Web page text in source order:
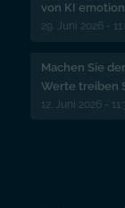
von KI
29. Juni 2026 -
Machen Sie
Werte treiben
12. Juni 2026 -